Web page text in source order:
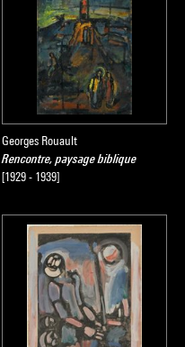
Georges Rouault
Rencontre, paysage biblique
[1929 - 1939]